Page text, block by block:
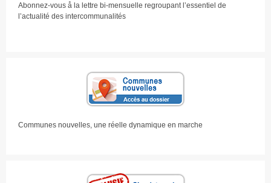
Abonnez-vous å la lettre bi-mensuelle regroupant l’essentiel de
l’actualité des intercommunalités
Communes nouvelles, une réelle dynamique en marche